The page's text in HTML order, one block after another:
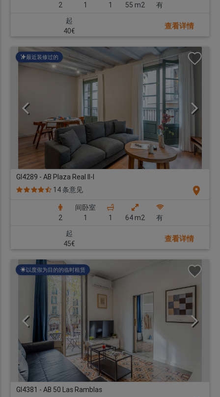
2
1
1 55 m2
有
起
40€
查看详情
最近装修过的
GI4289 - AB Plaza Real II-I
14 条意见
location_on
2
间卧室
1
1 64 m2
有
起
45€
查看详情
以度假为目的的临时租赁
GI4381 - AB 50 Las Ramblas